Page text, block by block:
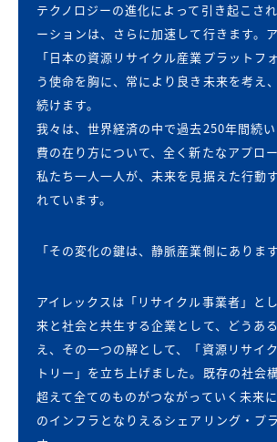
テクノロジーの進化によって引き起こさ
ーションは、さらに加速して行きます。ア
「日本の資源リサイクル産業プラットフ
う使命を胸に、常により良き未来を考え
続けます。
我々は、世界経済の中で過去250年間続
費の在り方について、全く新たなアプロ
私たち一人一人が、未来を見据えた行動
れています。
「その変化の鍵は、静脈産業側にあります
アイレックスは「リサイクル事業者」と
来と社会と共生する企業として、どうあ
え、その一つの解として、「資源リサイ
トリー」を立ち上げました。既存の社会
超えて全てのものがつながっていく未来
のインフラとなりえるシェアリング・プ